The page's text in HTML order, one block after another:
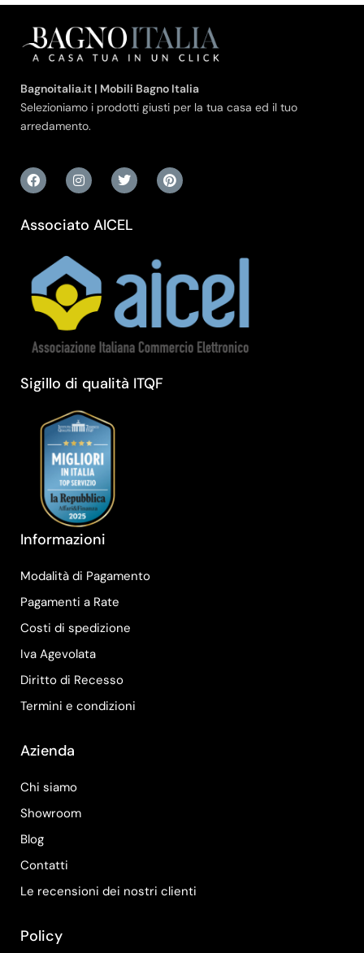
Bagnoitalia.it | Mobili Bagno Italia
Selezioniamo i prodotti giusti per la tua casa ed il tuo
arredamento.
Associato AICEL
Sigillo di qualità ITQF
Informazioni
Modalità di Pagamento
Pagamenti a Rate
Costi di spedizione
Iva Agevolata
Diritto di Recesso
Termini e condizioni
Azienda
Chi siamo
Showroom
Blog
Contatti
Le recensioni dei nostri clienti
Policy